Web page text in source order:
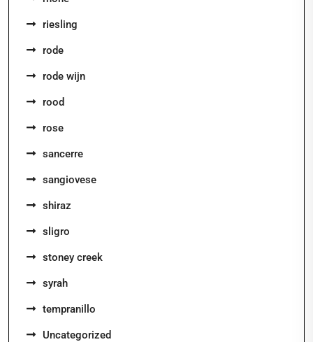
riesling
rode
rode wijn
rood
rose
sancerre
sangiovese
shiraz
sligro
stoney creek
syrah
tempranillo
Uncategorized